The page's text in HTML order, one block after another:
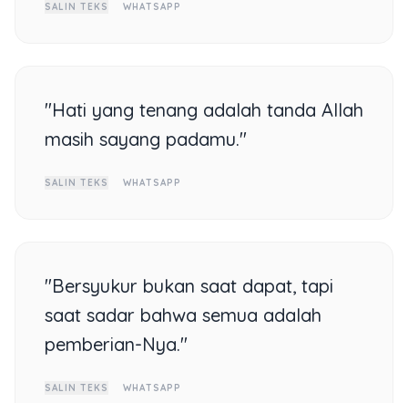
SALIN TEKS WHATSAPP
"Hati yang tenang adalah tanda Allah
masih sayang padamu."
SALIN TEKS WHATSAPP
"Bersyukur bukan saat dapat, tapi
saat sadar bahwa semua adalah
pemberian-Nya."
SALIN TEKS WHATSAPP